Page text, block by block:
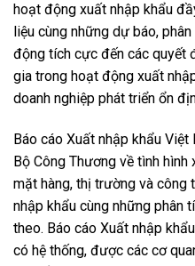
hoạt động xuất nhập khẩu
liệu cùng những dự báo,
động tích cực đến các quyết
gia trong hoạt động xuất
doanh nghiệp phát triển ổn
Báo cáo Xuất nhập khẩu
Bộ Công Thương về tình
mặt hàng, thị trường và công
nhập khẩu cùng những phân
theo. Báo cáo Xuất nhập
có hệ thống, được các cơ